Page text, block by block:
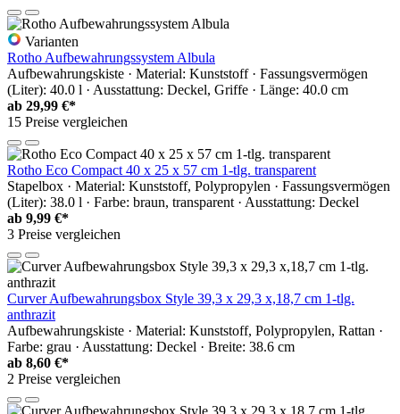
Varianten
Rotho Aufbewahrungssystem Albula
Aufbewahrungskiste · Material: Kunststoff · Fassungsvermögen
(Liter): 40.0 l · Ausstattung: Deckel, Griffe · Länge: 40.0 cm
ab 29,99 €*
15 Preise vergleichen
Rotho Eco Compact 40 x 25 x 57 cm 1-tlg. transparent
Stapelbox · Material: Kunststoff, Polypropylen · Fassungsvermögen
(Liter): 38.0 l · Farbe: braun, transparent · Ausstattung: Deckel
ab 9,99 €*
3 Preise vergleichen
Curver Aufbewahrungsbox Style 39,3 x 29,3 x,18,7 cm 1-tlg.
anthrazit
Aufbewahrungskiste · Material: Kunststoff, Polypropylen, Rattan ·
Farbe: grau · Ausstattung: Deckel · Breite: 38.6 cm
ab 8,60 €*
2 Preise vergleichen